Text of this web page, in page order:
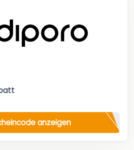
anzeigen